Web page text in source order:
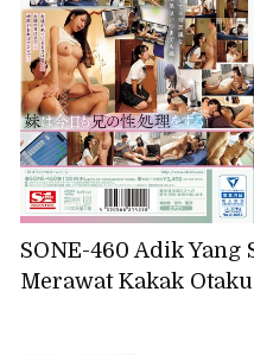
SONE-460 Adik Yang
Merawat Kakak